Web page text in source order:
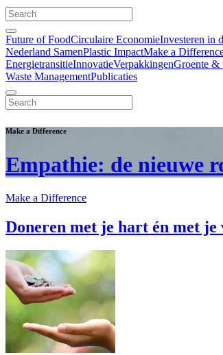
Future of FoodCirculaire EconomieInvesteren in
Nederland SamenPlastic ImpactMake a
EnergietransitieInnovatieVerpakkingenGroente &
Waste ManagementPublicaties
Make a Difference
Empathie: de nieuwe
Make a Difference
Doneren met je hart én met je